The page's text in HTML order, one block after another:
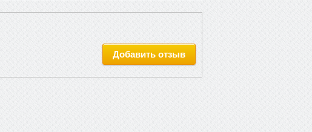
Добавить отзыв